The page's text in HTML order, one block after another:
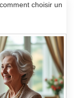
choisir un